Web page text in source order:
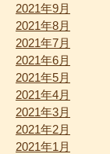
2021年9月
2021年8月
2021年7月
2021年6月
2021年5月
2021年4月
2021年3月
2021年2月
2021年1月